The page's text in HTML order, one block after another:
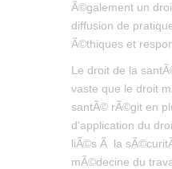
Ã©galement un
diffusion de
Ã©thiques et
Le droit de la
vaste que le droit
santÃ© rÃ©git en
d'application du
liÃ©s Ã la
mÃ©decine du